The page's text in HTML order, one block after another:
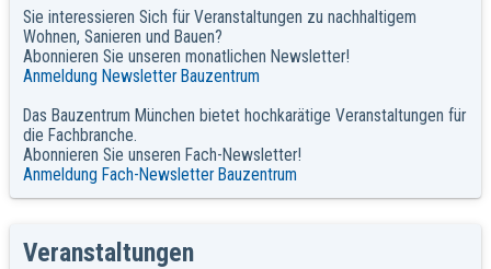
Sie interessieren Sich für Veranstaltungen zu nachhaltigem
Wohnen, Sanieren und Bauen?
Abonnieren Sie unseren monatlichen Newsletter!
Anmeldung Newsletter Bauzentrum
Das Bauzentrum München bietet hochkarätige Veranstaltungen für
die Fachbranche.
Abonnieren Sie unseren Fach-Newsletter!
Anmeldung Fach-Newsletter Bauzentrum
Veranstaltungen